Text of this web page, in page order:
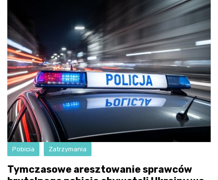
Pobicia Zatrzymania
Tymczasowe aresztowanie sprawców